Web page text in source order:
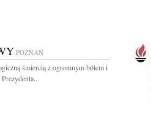
POZNAŃ
śmiercią z ogromnym bólem i